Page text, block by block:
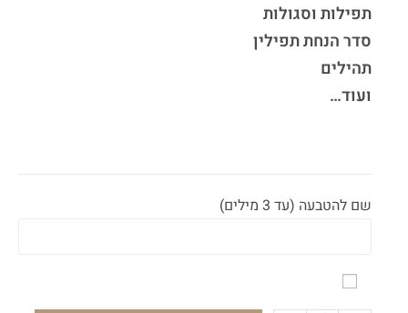
תפילות וסגולות
סדר הנחת תפילין
תהילים
ועוד…
שם להטבעה (עד 3 מילים)